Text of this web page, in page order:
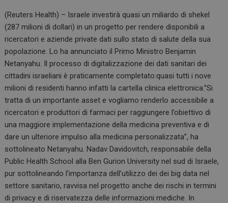
ce
b
o
o
k
ke
dI
n
at
s
A
p
p
(Reuters Health) – Israele investirà quasi un miliardo di shekel
(287 milioni di dollari) in un progetto per rendere disponibili a
ricercatori e aziende private dati sullo stato di salute della sua
popolazione. Lo ha annunciato il Primo Ministro Benjamin
Netanyahu. Il processo di digitalizzazione dei dati sanitari dei
cittadini israeliani è praticamente completato:quasi tutti i nove
milioni di residenti hanno infatti la cartella clinica elettronica.”Si
tratta di un importante asset e vogliamo renderlo accessibile a
ricercatori e produttori di farmaci per raggiungere l’obiettivo di
una maggiore implementazione della medicina preventiva e di
dare un ulteriore impulso alla medicina personalizzata”, ha
sottolineato Netanyahu. Nadav Davidovitch, responsabile della
Public Health School alla Ben Gurion University nel sud di Israele,
pur sottolineando l’importanza dell’utilizzo dei dei big data nel
settore sanitario, ravvisa nel progetto anche dei rischi in termini
di privacy e di riservatezza delle informazioni mediche. In